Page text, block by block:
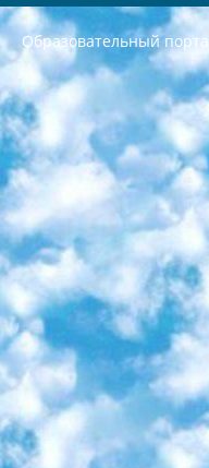
Образовательный
РЕСПУБЛИКА УЗБЕКИСТАН МИНИСТРЕРСТВО ДОШКОЛЬНОГО И ШКОЛЬНОГО ОБРАЗОВАНИЯ КОМАНДА в общеобразовательных учреждениях в 2023-2024 учебном году организация и проведение итоговой государственной аттестации обучающихся о Министра дошкольного и школьного образования Республики Узбекистан от 4 марта 2008 года (постановлением Минюста от 20 марта 2008 года № 1778 государственной регистрации) «Итоговое состояние учащихся общего среднего образования на основании положения об утверждении положения об аттестации общего среднего образования выпускной экзамен студентов в образовательных учреждениях в 2023-2024 учебном году В целях организации и прохождения аттестации приказываю: 1. Следующее: перечень предметов, по которым будет проводиться итоговая государственная аттестация и экзамен формы перевода согласно приложению 1; сертификаты международного образца, оценивающие уровень владения иностранными языками перечень согласно приложению 2; 2. Педагогический при специализированных образовательных учреждениях. научно-практический центр квалификации и международной оценки (Д.Давидова) 2024 г. До 25 марта: задания по предметам, по которым будет проводиться итоговая аттестация разработка и утверждение технических условий; итоговая аттестация на основании разработанного предметного задания разработка вопросов по предметам (устно и письменно), экзамен передача; общеобразовательные средние школы и специальные учебные заведения учащиеся выпускных классов школ и интернатов в агентской системе подготовка базы данных экзаменационных материалов и критериев оценки; перевод базы экзаменационных материалов на все языки обучения подать в Республиканский образовательный центр для изготовления; варианты экзаменов на основе разработанных контрольных материалов пусть будут поставлены задачи формирования. 3. Республиканский образовательный центр (Ш.Худайкулов) до 5 апреля 2024 года. до: база данных предоставленных экзаменационных материалов на все языки обучения перевод и экспертиза; для слепых, слабовидящих, глухих, слабослышащих и умственно отсталых детей учащиеся выпускных классов специализированных школ и школ-интернатов база данных экзаменационных материалов на всех преподаваемых языках подготовка критериев оценки; специализированные школы для умственно отсталых детей и технологии для учащихся выпускных классов школ-интернатов разработка соответствующих рекомендаций и критериев проведения ЕГЭ по естествознанию давать задания. 4. Педагогический при специализированных образовательных учреждениях. Научно-практический центр навыков и международной оценки (Д.Давидова), Республика образовательный центр (Худайкулов Ш.) итоговый государственный аттестационный экзамен ориентирован на творческое и логическое мышление при подготовке базы материалов учитывать введение заданий. 5. Следует отметить, что: сертификат государственного образца о знании общеобразовательного предмета и как минимум национальный уровень B1 по предметам на иностранных языках, указанным в Приложении 2. или международно признанный сертификат эквивалентного уровня студенты, изучающие определенный предмет, освобождаются от экзамена; по соответствующим предметам запланирована итоговая государственная аттестация за день до дня, путем жеребьевки Рабочей группой (в письменной форме по предметам, проводимым в форме) из числа сформированных вариантов выбрано 2 варианта; 2 выбранных варианта экзамена анонсированы на официальном сайте министерства и все выпускники по всей стране на основе этих вариантов проводит итоговую государственную аттестацию. 6. Государственное образование учащихся средних общеобразовательных учреждений. знания в соответствии с квалификационными требованиями, которые необходимо приобрести на основании стандартов итоговый (выпускной) контроль для 9 и 11 классов в целях тестирования Экзамены (далее – экзамены) состоят из предметов, перечисленных в приложении 1. будет сделано. 7. Экзамены пройдут с 26 мая по 15 июня 2024 г. (кроме науки физического воспитания). 8. Физическая для учащихся 9 классов общесредних образовательных учреждений. Экзамены по предмету «Образование, квалификация медицина» 1-6 мая 2024 года. сотрудники перевести под присмотр (с отклонениями в физическом или умственном развитии) специализированная школа для детей, школы-интернаты и со сколиозом школы-интернаты санаторного типа для больных детей исключены). 9. Он был слепым, слабовидящим и имел нарушения опорно-двигательного аппарата. экзамены в специализированных школах и интернатах для детей должны проводиться исходя из требований, предъявляемых к общеобразовательным учреждениям (физкультура кроме науки). 10. Специализированная школа для глухих и слабослышащих детей. и экзамены в интернатах и быть реализован в виде письменного теста по математике. 11. Специальность для умственно отсталых детей. Для 9 класса Родной язык и литературное письмо Государственный язык (язык обучения –